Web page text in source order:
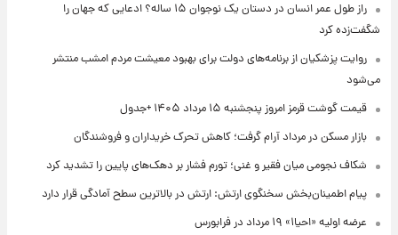
راز طول عمر انسان در دستان یک نوجوان ۱۵ ساله؟ ادعایی که جهان را
شگفت‌زده کرد
روایت پزشکیان از برنامه‌های دولت برای بهبود معیشت مردم امشب منتشر
می‌شود
قیمت گوشت قرمز امروز پنجشنبه ۱۵ مرداد ۱۴۰۵ +جدول
بازار مسکن در مرداد آرام گرفت؛ کاهش تحرک خریداران و فروشندگان
شکاف نجومی میان فقیر و غنی؛ تورم فشار بر دهک‌های پایین را تشدید کرد
پیام اطمینان‌بخش سخنگوی ارتش: ارتش در بالاترین سطح آمادگی قرار دارد
عرضه اولیه «احیا۱» ۱۹ مرداد در فرابورس